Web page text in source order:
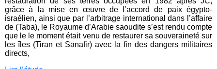
grâce à la mise en œuvre de l’accord de paix égypto-
israélien, ainsi que par l’arbitrage international dans l’affaire
de (Taba), le Royaume d’Arabie saoudite s’est rendu compte
que le le moment était venu de restaurer sa souveraineté sur
les îles (Tiran et Sanafir) avec la fin des dangers militaires
directs,